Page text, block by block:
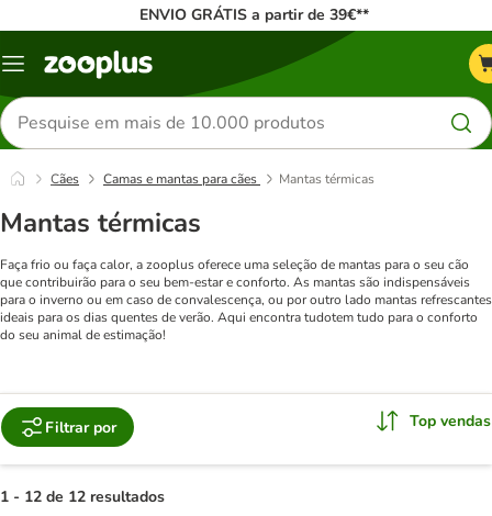
ENVIO GRÁTIS a partir de 39€**
Menu
Pesquisar
produtos
Cães Camas e mantas para cães Mantas térmicas
Mantas térmicas
Faça frio ou faça calor, a zooplus oferece uma seleção de mantas para o seu cão
que contribuirão para o seu bem-estar e conforto. As mantas são indispensáveis
para o inverno ou em caso de convalescença, ou por outro lado mantas refrescantes
ideais para os dias quentes de verão. Aqui encontra tudotem tudo para o conforto
do seu animal de estimação!
Filtrar por Top vendas
1 - 12 de 12 resultados